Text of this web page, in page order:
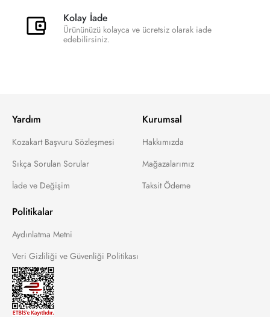
Kolay İade
Ürününüzü kolayca ve ücretsiz olarak iade
edebilirsiniz.
Yardım
Kozakart Başvuru Sözleşmesi
Sıkça Sorulan Sorular
İade ve Değişim
Kurumsal
Hakkımızda
Mağazalarımız
Taksit Ödeme
Politikalar
Aydınlatma Metni
Veri Gizliliği ve Güvenliği Politikası